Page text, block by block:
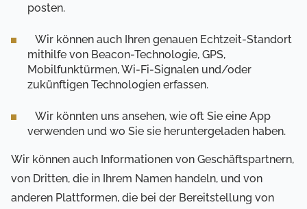
posten.
Wir können auch Ihren genauen Echtzeit-Standort
mithilfe von Beacon-Technologie, GPS,
Mobilfunktürmen, Wi-Fi-Signalen und/oder
zukünftigen Technologien erfassen.
Wir könnten uns ansehen, wie oft Sie eine App
verwenden und wo Sie sie heruntergeladen haben.
Wir können auch Informationen von Geschäftspartnern,
von Dritten, die in Ihrem Namen handeln, und von
anderen Plattformen, die bei der Bereitstellung von